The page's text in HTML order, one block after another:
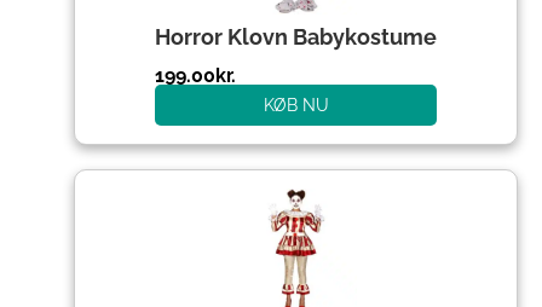
Horror Klovn Babykostume
199.00kr.
KØB NU